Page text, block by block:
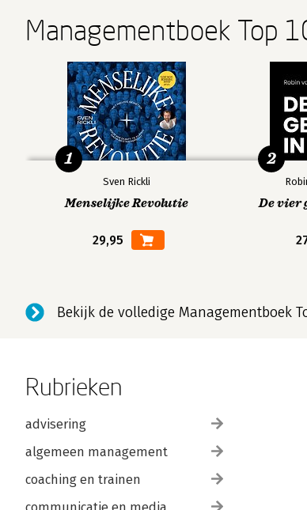
Managementboek Top
Sven Rickli
Menselijke Revolutie
29,95
1
De vier
2
Bekijk de volledige Managementboek
Rubrieken
advisering
algemeen management
coaching en trainen